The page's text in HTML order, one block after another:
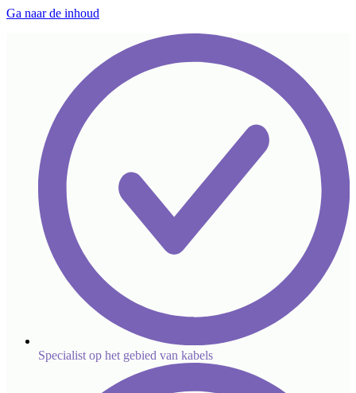
Ga naar de inhoud
Specialist op het gebied van kabels